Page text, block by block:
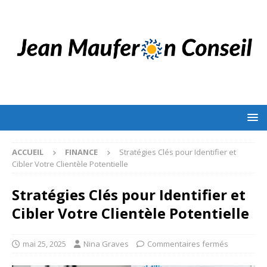
ACCUEIL FINANCE
Stratégies Clés pour Identifier et
Cibler Votre Clientèle Potentielle
Stratégies Clés pour Identifier et
Cibler Votre Clientèle Potentielle
mai 25, 2025 Nina Graves Commentaires fermés